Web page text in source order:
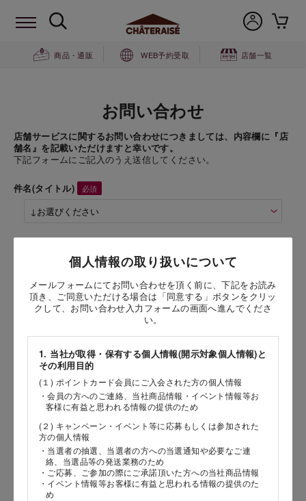
商品・通販 WEB予約受取 店舗一覧
お問い合わせ
店舗サービスに関するお問い合わせにつきましては、内容欄に『店
舗名』を記載いただけますと幸いです。
下記フォームにご記入のうえ送信してください。
個人情報の取り扱いについて
メールフォームにてお問い合わせを頂く前に、下記をお読み
頂き、ご同意いただける場合は「同意する」ボタンをクリッ
クして、お問い合わせ入力フォームの画面へ進んでくださ
い。
1. 当社が取得・保有する個人情報(開示対象個人情報)と
その利用目的
(１) ポイントカード会員にご入会された方の個人情報
・会員の方へのご連絡、当社商品情報・イベント情報等お
客様に有益と思われる情報の提供のため
(２) キャンペーン・イベント等に応募もしくは参加された
方の個人情報
・当選者の抽選、当選者の方への当選通知や必要なご連
絡、当選品等の発送業務のため
・ご応募、ご参加の際にご承諾頂いた方への当社商品情報
・イベント情報等お客様に有益と思われる情報の提供のた
め
件名(タイトル)
お問い合わせ時氏名
［姓］
［名］
（全角で入力してください）
お問い合わせ時氏名（カナ）
［セイ］
［メイ］
（全角で入力してください）